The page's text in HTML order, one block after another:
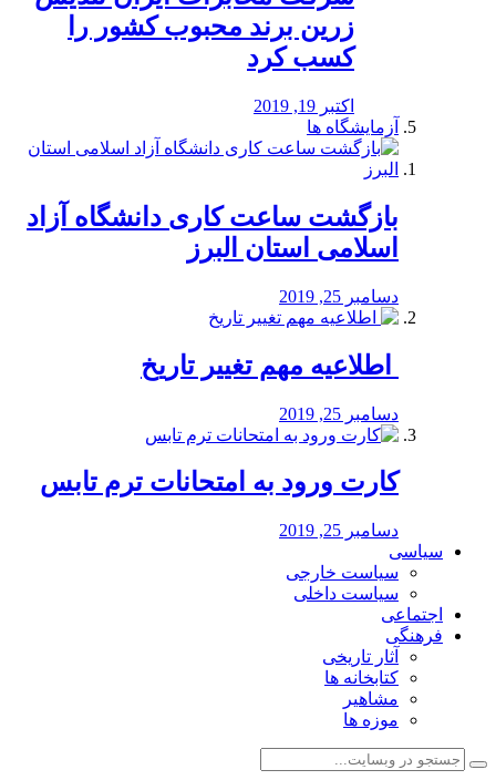
زرین برند محبوب کشور را
کسب کرد
اکتبر 19, 2019
آزمایشگاه ها
بازگشت ساعت کاری دانشگاه آزاد
اسلامی استان البرز
دسامبر 25, 2019
️ اطلاعیه مهم تغییر تاریخ
دسامبر 25, 2019
کارت ورود به امتحانات ترم تابس
دسامبر 25, 2019
سیاسی
سیاست خارجی
سیاست داخلی
اجتماعی
فرهنگی
آثار تاریخی
کتابخانه ها
مشاهیر
موزه ها